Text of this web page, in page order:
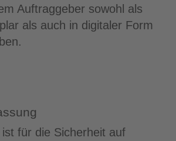
Auftraggeber sowohl als
als auch in digitaler Form
für die Sicherheit auf